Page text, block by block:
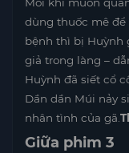
Mỗi khi muốn
dùng thuốc mê để
bệnh thì bị Huỳnh
giả trong làng –
Huỳnh đã siết cổ
Dần dần Múi nảy
nhân tình của gã.
Giữa phim 3